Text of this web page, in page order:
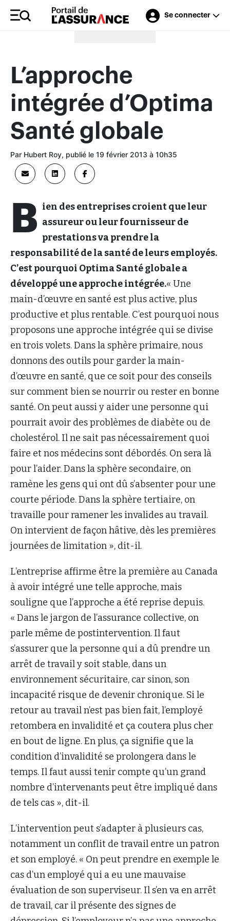
Se connecter
Merci à nos annonceurs
L’approche
intégrée d’Optima
Santé globale
Par Hubert Roy, publié le 19 février 2013 à 10h35
B ien des entreprises croient que leur
assureur ou leur fournisseur de
prestations va prendre la
responsabilité de la santé de leurs employés.
C’est pourquoi Optima Santé globale a
développé une approche intégrée.« Une
main-d’œuvre en santé est plus active, plus
productive et plus rentable. C’est pourquoi nous
proposons une approche intégrée qui se divise
en trois volets. Dans la sphère primaire, nous
donnons des outils pour garder la main-
d’œuvre en santé, que ce soit pour des conseils
sur comment bien se nourrir ou rester en bonne
santé. On peut aussi y aider une personne qui
pourrait avoir des problèmes de diabète ou de
cholestérol. Il ne sait pas nécessairement quoi
faire et nos médecins sont débordés. On sera là
pour l’aider. Dans la sphère secondaire, on
ramène les gens qui ont dû s’absenter pour une
courte période. Dans la sphère tertiaire, on
travaille pour ramener les invalides au travail.
On intervient de façon hâtive, dès les premières
journées de limitation », dit-il.
L’entreprise affirme être la première au Canada
à avoir intégré une telle approche, mais
souligne que l’approche a été reprise depuis.
« Dans le jargon de l’assurance collective, on
parle même de postintervention. Il faut
s’assurer que la personne qui a dû prendre un
arrêt de travail y soit stable, dans un
environnement sécuritaire, car sinon, son
incapacité risque de devenir chronique. Si le
retour au travail n’est pas bien fait, l’employé
retombera en invalidité et ça coutera plus cher
en bout de ligne. En plus, ça signifie que la
condition d’invalidité se prolongera dans le
temps. Il faut aussi tenir compte qu’un grand
nombre d’intervenants peut être impliqué dans
de tels cas », dit-il.
L’intervention peut s’adapter à plusieurs cas,
notamment un conflit de travail entre un patron
et son employé. « On peut prendre en exemple le
cas d’un employé qui a eu une mauvaise
évaluation de son superviseur. Il s’en va en arrêt
de travail, car il présente des signes de